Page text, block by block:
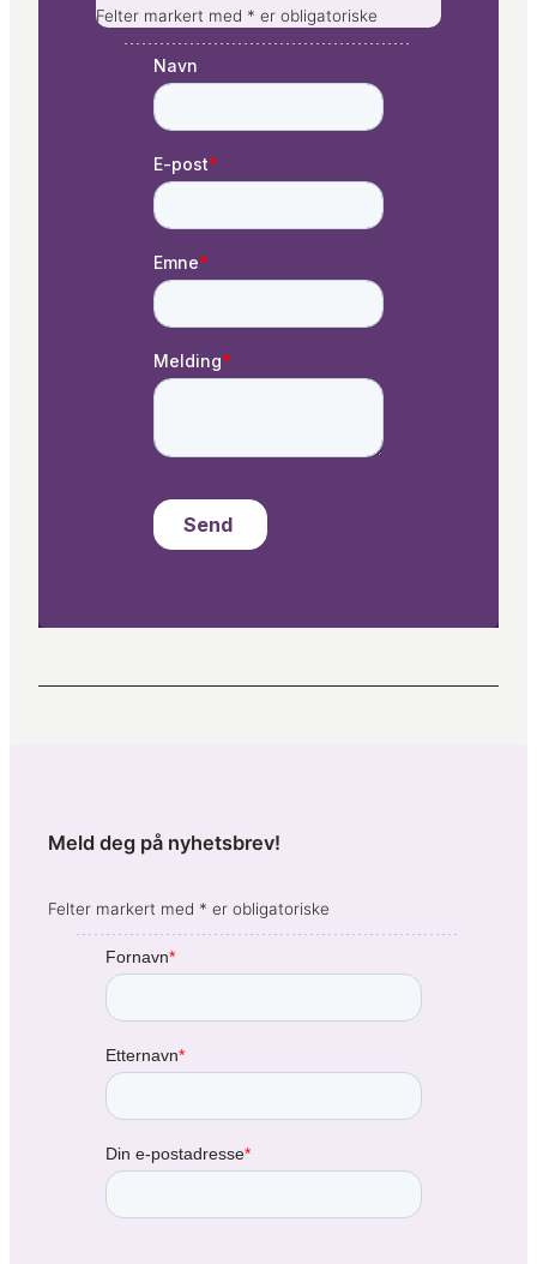
Felter markert med * er obligatoriske
Meld deg på nyhetsbrev!
Felter markert med * er obligatoriske